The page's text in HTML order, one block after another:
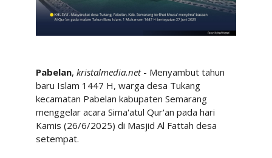
Pabelan, kristalmedia.net- Menyambut tahun
baru Islam 1447 H, warga desa Tukang
kecamatan Pabelan kabupaten Semarang
menggelar acara Sima'atul Qur'an pada hari
Kamis (26/6/2025) di Masjid Al Fattah desa
setempat.